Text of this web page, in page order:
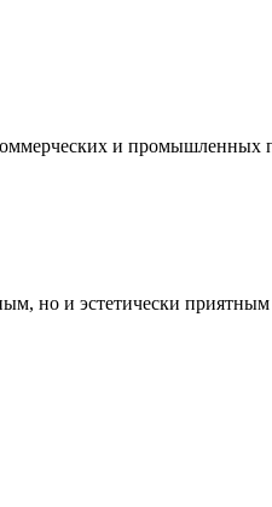
и промышленных
но и эстетически приятным